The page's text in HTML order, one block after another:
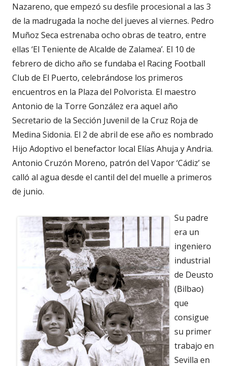
Nazareno, que empezó su desfile procesional a las 3
de la madrugada la noche del jueves al viernes. Pedro
Muñoz Seca estrenaba ocho obras de teatro, entre
ellas ‘El Teniente de Alcalde de Zalamea’. El 10 de
febrero de dicho año se fundaba el Racing Football
Club de El Puerto, celebrándose los primeros
encuentros en la Plaza del Polvorista. El maestro
Antonio de la Torre González era aquel año
Secretario de la Sección Juvenil de la Cruz Roja de
Medina Sidonia. El 2 de abril de ese año es nombrado
Hijo Adoptivo el benefactor local Elías Ahuja y Andria.
Antonio Cruzón Moreno, patrón del Vapor ‘Cádiz’ se
calló al agua desde el cantil del del muelle a primeros
de junio.
Su padre
era un
ingeniero
industrial
de Deusto
(Bilbao)
que
consigue
su primer
trabajo en
Sevilla en